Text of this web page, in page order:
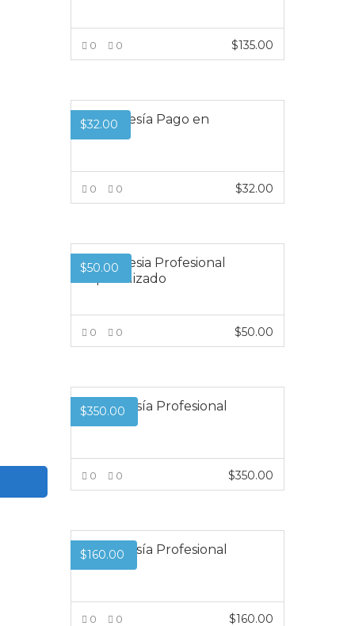
0 0 $135.00
$32.00
Membresía Pago en
Cuotas
0 0 $32.00
$50.00
Membresia Profesional
Especializado
0 0 $50.00
$350.00
Membresía Profesional
Global
0 0 $350.00
$160.00
Membresía Profesional
Global
0 0 $160.00